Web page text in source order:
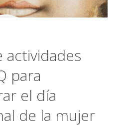
actividades
para
el día
de la mujer